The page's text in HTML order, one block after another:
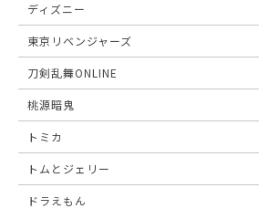
ディズニー
東京リベンジャーズ
刀剣乱舞ONLINE
桃源暗鬼
トミカ
トムとジェリー
ドラえもん